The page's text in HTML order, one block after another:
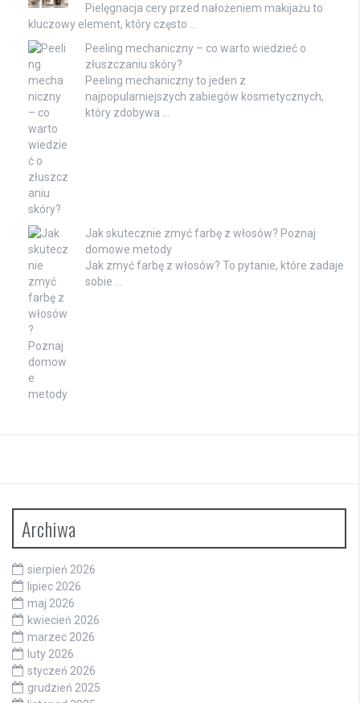
Pielęgnacja cery przed nałożeniem makijażu to
kluczowy element, który często …
Peeling mechaniczny – co warto wiedzieć o
złuszczaniu skóry?
Peeling mechaniczny to jeden z
najpopularniejszych zabiegów kosmetycznych,
który zdobywa …
Jak skutecznie zmyć farbę z włosów? Poznaj
domowe metody
Jak zmyć farbę z włosów? To pytanie, które zadaje
sobie …
Archiwa
sierpień 2026
lipiec 2026
maj 2026
kwiecień 2026
marzec 2026
luty 2026
styczeń 2026
grudzień 2025